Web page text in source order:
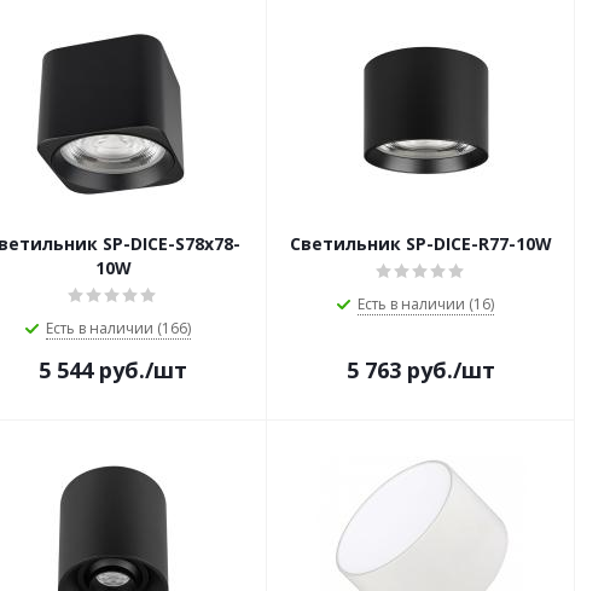
SP-DICE-S78x78-
10W
Есть в наличии (166)
5 544руб./шт
Светильник SP-DICE-R77-10W
Есть в наличии (16)
5 763 руб./шт